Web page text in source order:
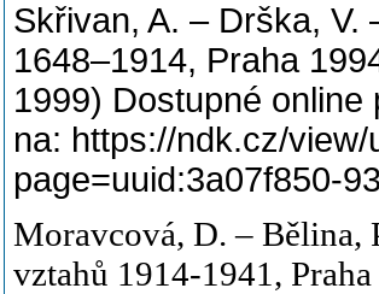
Skřivan, A. – Drška, V.
1648–1914, Praha
1999) Dostupné
na: https://ndk.cz/
page=uuid:3a07f850-
Moravcová, D. – Bělina,
vztahů 1914-1941,